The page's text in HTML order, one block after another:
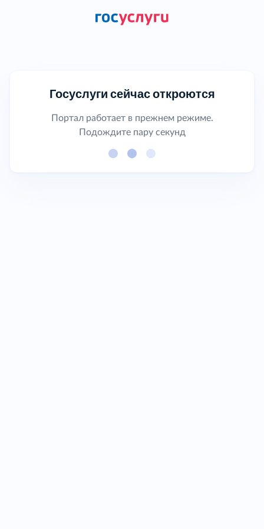
Госуслуги сейчас откроются
Портал работает в прежнем режиме.
Подождите пару секунд